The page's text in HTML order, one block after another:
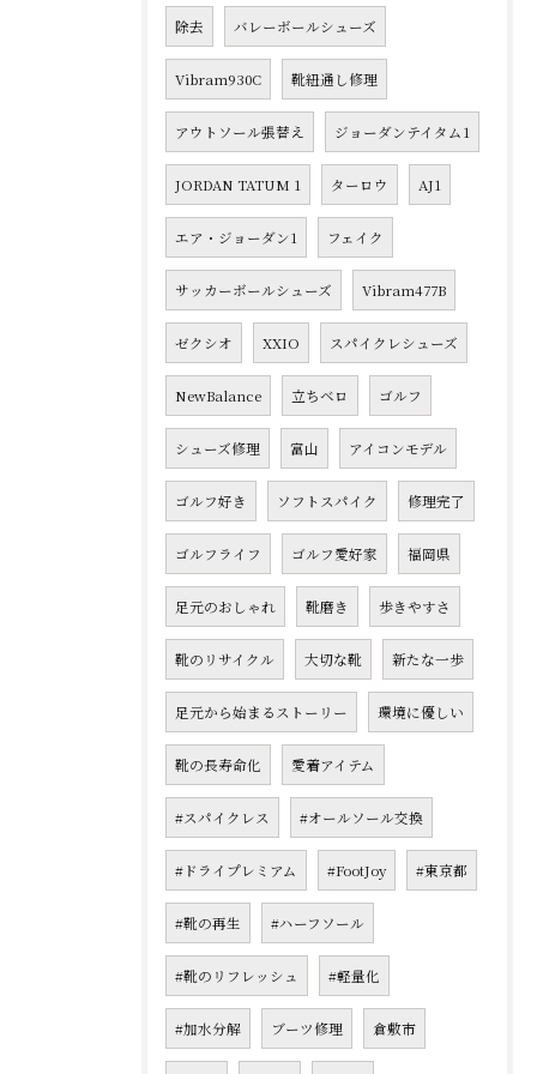
除去 バレーボールシューズ
Vibram930C 靴紐通し修理
アウトソール張替え ジョーダンテイタム1
JORDAN TATUM 1 ターロウ AJ1
エア・ジョーダン1 フェイク
サッカーボールシューズ Vibram477B
ゼクシオ XXIO スパイクレシューズ
NewBalance 立ちベロ ゴルフ
シューズ修理 富山 アイコンモデル
ゴルフ好き ソフトスパイク 修理完了
ゴルフライフ ゴルフ愛好家 福岡県
足元のおしゃれ 靴磨き 歩きやすさ
靴のリサイクル 大切な靴 新たな一歩
足元から始まるストーリー 環境に優しい
靴の長寿命化 愛着アイテム
#スパイクレス #オールソール交換
#ドライプレミアム #FootJoy #東京都
#靴の再生 #ハーフソール
#靴のリフレッシュ #軽量化
#加水分解 ブーツ修理 倉敷市